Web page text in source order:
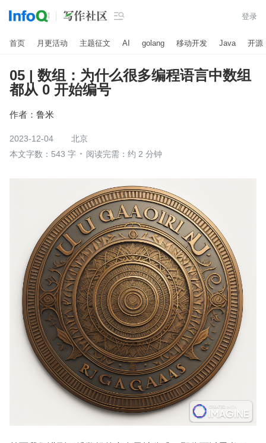
 登录
首页 月更活动 主题征文 AI golang 移动开发 Java 开源
05 | 数组：为什么很多编程语言中数组
都从 0 开始编号
作者： 鲁米
2023-12-04
北京
本文字数：543 字
阅读完需：约 2 分钟